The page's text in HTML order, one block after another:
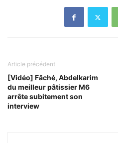
Article précédent
[Vidéo] Fâché, Abdelkarim
du meilleur pâtissier M6
arrête subitement son
interview